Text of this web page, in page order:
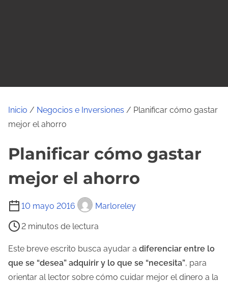
Inicio / Negocios e Inversiones / Planificar cómo gastar
mejor el ahorro
Planificar cómo gastar
mejor el ahorro
10 mayo 2016 Marloreley
T
e
m
p
o
2 minutos de lectura
Este breve escrito busca ayudar a diferenciar entre lo
que se “desea” adquirir y lo que se “necesita”, para
orientar al lector sobre cómo cuidar mejor el dinero a la